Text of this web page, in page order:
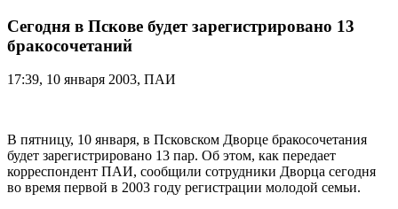
Сегодня в Пскове будет зарегистрировано 13
бракосочетаний
17:39, 10 января 2003, ПАИ
В пятницу, 10 января, в Псковском Дворце бракосочетания
будет зарегистрировано 13 пар. Об этом, как передает
корреспондент ПАИ, сообщили сотрудники Дворца сегодня
во время первой в 2003 году регистрации молодой семьи.